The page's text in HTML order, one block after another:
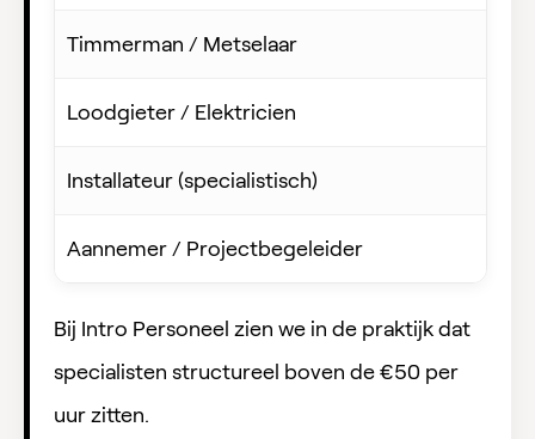
Timmerman / Metselaar
Loodgieter / Elektricien
Installateur (specialistisch)
Aannemer / Projectbegeleider
Bij Intro Personeel zien we in de praktijk dat
specialisten structureel boven de €50 per
uur zitten.